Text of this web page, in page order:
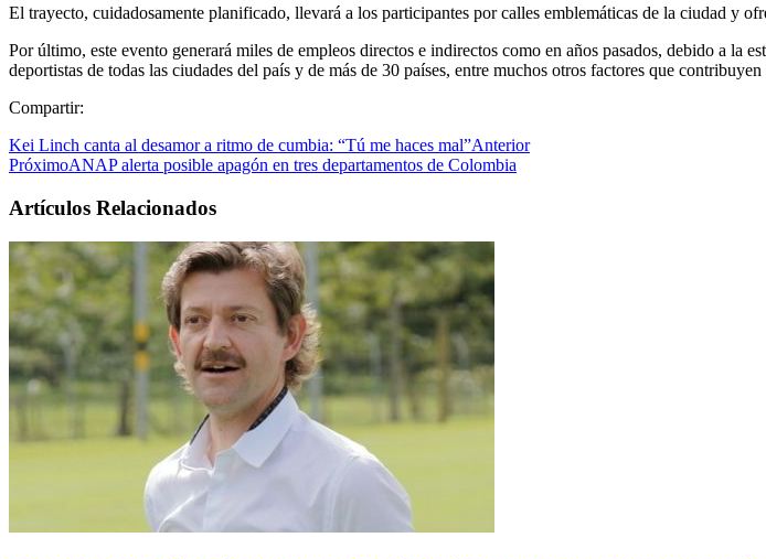
El trayecto, cuidadosamente planificado, llevará a los participantes por calles emblemáticas de la ciudad y
Por último, este evento generará miles de empleos directos e indirectos como en años pasados, debido a
deportistas de todas las ciudades del país y de más de 30 países, entre muchos otros factores que
Compartir:
Kei Linch canta al desamor a ritmo de cumbia: “Tú me haces mal”Anterior
PróximoANAP alerta posible apagón en tres departamentos de Colombia
Artículos Relacionados